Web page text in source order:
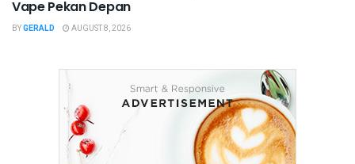
Vape Pekan Depan
BYGERALD AUGUST 8, 2026